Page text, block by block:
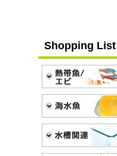
Shopping List